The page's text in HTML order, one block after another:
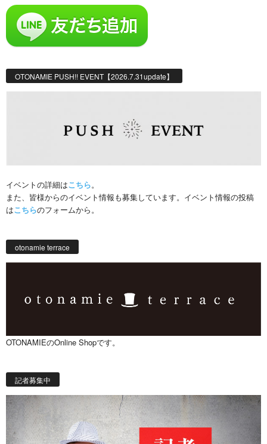
OTONAMIE PUSH!! EVENT【2026.7.31update】
イベントの詳細はこちら。
また、皆様からのイベント情報も募集しています。イベント情報の投稿
はこちらのフォームから。
otonamie terrace
OTONAMIEのOnline Shopです。
記者募集中